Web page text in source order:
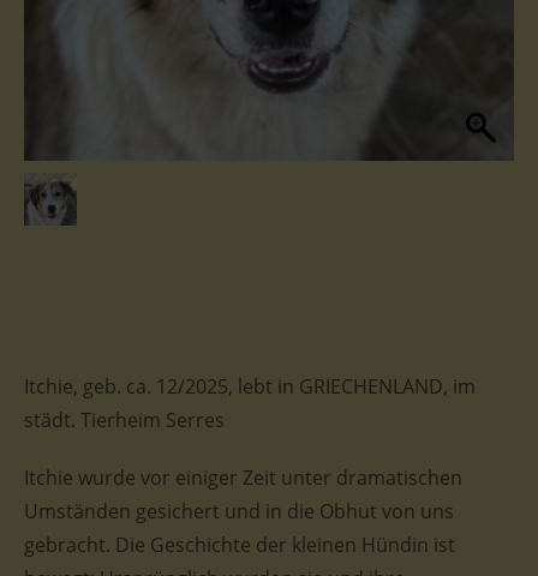
Itchie, geb. ca. 12/2025, lebt in GRIECHENLAND, im
städt. Tierheim Serres
Itchie wurde vor einiger Zeit unter dramatischen
Umständen gesichert und in die Obhut von uns
gebracht. Die Geschichte der kleinen Hündin ist